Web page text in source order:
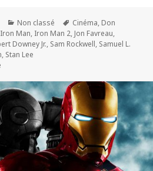
Catégories
Non classé
Mots-
clés
Cinéma, Don
Iron Man, Iron Man 2, Jon Favreau,
Downey Jr., Sam Rockwell, Samuel L.
, Stan Lee